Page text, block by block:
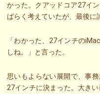
かった。クアッドコア27イ
ばらく考えていたが、最後に
「わかった、27インチの
しね。」と言った。
思いもよらない展開で、事
27インチに決まった。大き